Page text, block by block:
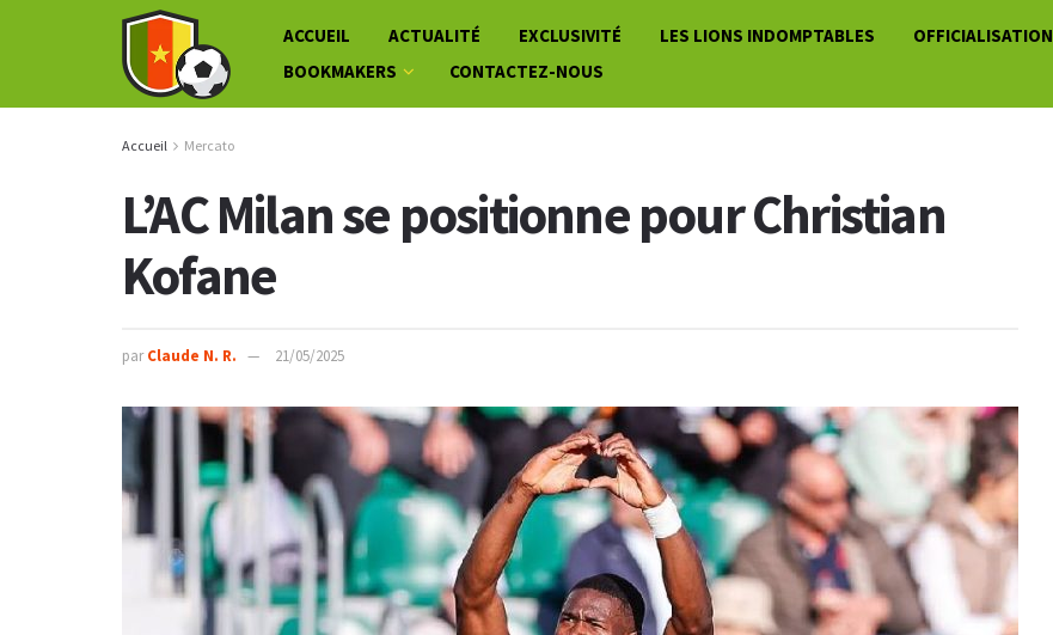
ACCUEIL ACTUALITÉ EXCLUSIVITÉ LES LIONS INDOMPTABLES OFFICIALISATION
BOOKMAKERS
CONTACTEZ-NOUS
Accueil Mercato
L’AC Milan se positionne pour Christian
Kofane
par Claude N. R. 21/05/2025